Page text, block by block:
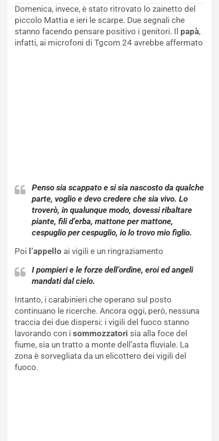
Domenica, invece, è stato ritrovato lo zainetto del
piccolo Mattia e ieri le scarpe. Due segnali che
stanno facendo pensare positivo i genitori. Il papà,
infatti, ai microfoni di Tgcom 24 avrebbe affermato
Penso sia scappato e si sia nascosto da qualche
parte, voglio e devo credere che sia vivo. Lo
troverò, in qualunque modo, dovessi ribaltare
piante, fili d’erba, mattone per mattone,
cespuglio per cespuglio, io lo trovo mio figlio.
Poi l’appello ai vigili e un ringraziamento
I pompieri e le forze dell’ordine, eroi ed angeli
mandati dal cielo.
Intanto, i carabinieri che operano sul posto
continuano le ricerche. Ancora oggi, però, nessuna
traccia dei due dispersi: i vigili del fuoco stanno
lavorando con i sommozzatori sia alla foce del
fiume, sia un tratto a monte dell’asta fluviale. La
zona è sorvegliata da un elicottero dei vigili del
fuoco.